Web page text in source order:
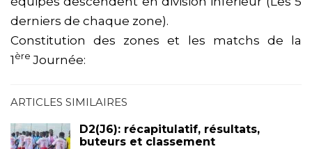
derniers de chaque zone).
Constitution des zones et les matchs de la
1 ère Journée:
ARTICLES SIMILAIRES
D2(J6): récapitulatif, résultats,
buteurs et classement